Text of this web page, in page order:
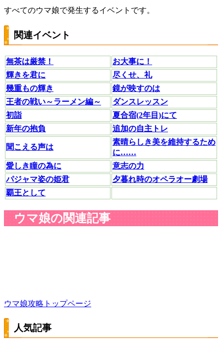
すべてのウマ娘で発生するイベントです。
関連イベント
無茶は厳禁！
お大事に！
輝きを君に
尽くせ、礼
幾重もの輝き
鏡が映すのは
王者の戦い～ラーメン編～
ダンスレッスン
初詣
夏合宿(2年目)にて
新年の抱負
追加の自主トレ
聞こえる声は
素晴らしき美を維持するため
に……
愛しき瞳の為に
意志の力
パジャマ姿の姫君
夕暮れ時のオペラオー劇場
覇王として
ウマ娘の関連記事
ウマ娘攻略トップページ
人気記事